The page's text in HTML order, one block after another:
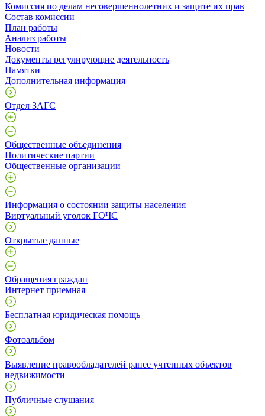
Комиссия по делам несовершеннолетних и защите их прав
Состав комиссии
План работы
Анализ работы
Новости
Документы регулирующие деятельность
Памятки
Дополнительная информация
Отдел ЗАГС
Общественные объединения
Политические партии
Общественные организации
Информация о состоянии защиты населения
Виртуальный уголок ГОЧС
Открытые данные
Обращения граждан
Интернет приемная
Бесплатная юридическая помощь
Фотоальбом
Выявление правообладателей ранее учтенных объектов
недвижимости
Публичные слушания